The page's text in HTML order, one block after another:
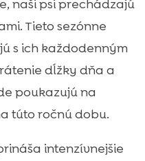
naši psi prechádzajú
Tieto sezónne
s ich každodenným
dĺžky dňa a
poukazujú na
túto ročnú dobu.
intenzívnejšie